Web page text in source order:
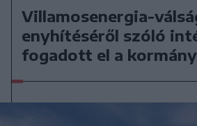
Villamosenergia-
enyhítéséről szóló
fogadott el a kormány